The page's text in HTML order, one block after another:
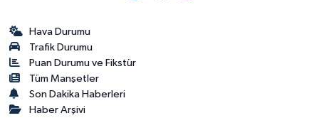
Hava Durumu
Trafik Durumu
Puan Durumu ve Fikstür
Tüm Manşetler
Son Dakika Haberleri
Haber Arşivi